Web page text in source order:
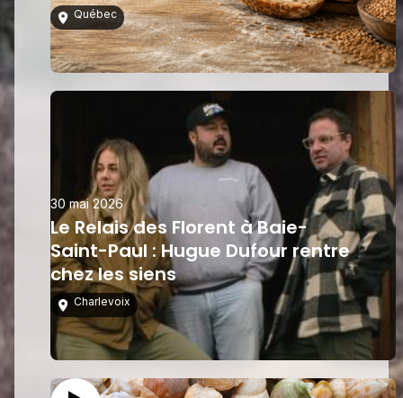
Québec
30 mai 2026
Le Relais des Florent à Baie-
Saint-Paul : Hugue Dufour rentre
chez les siens
Charlevoix